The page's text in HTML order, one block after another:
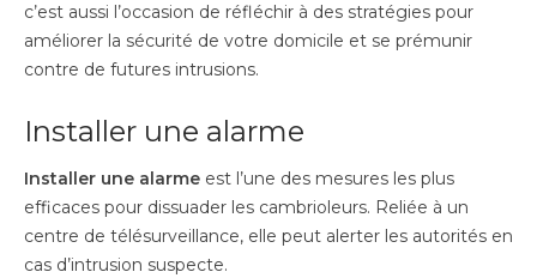
c’est aussi l’occasion de réfléchir à des stratégies pour
améliorer la sécurité de votre domicile et se prémunir
contre de futures intrusions.
Installer une alarme
Installer une alarme est l’une des mesures les plus
efficaces pour dissuader les cambrioleurs. Reliée à un
centre de télésurveillance, elle peut alerter les autorités en
cas d’intrusion suspecte.